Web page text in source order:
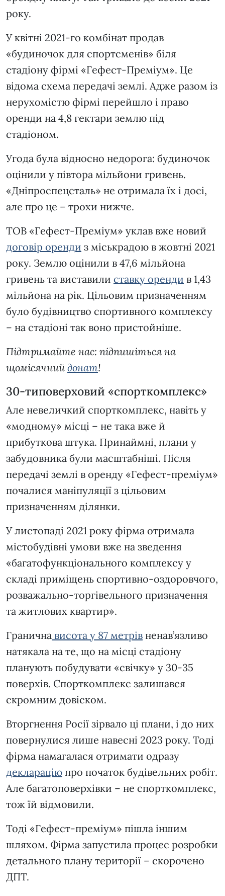
року.
У квітні 2021-го комбінат продав
«будиночок для спортсменів» біля
стадіону фірмі «Гефест-Преміум». Це
відома схема передачі землі. Адже разом із
нерухомістю фірмі перейшло і право
оренди на 4,8 гектари землю під
стадіоном.
Угода була відносно недорога: будиночок
оцінили у півтора мільйони гривень.
«Дніпроспецсталь» не отримала їх і досі,
але про це – трохи нижче.
ТОВ «Гефест-Преміум» уклав вже новий
договір оренди з міськрадою в жовтні 2021
року. Землю оцінили в 47,6 мільйона
гривень та виставили ставку оренди в 1,43
мільйона на рік. Цільовим призначенням
було будівництво спортивного комплексу
– на стадіоні так воно пристойніше.
Підтримайте нас: підпишіться на
щомісячний донат!
30-типоверховий «спорткомплекс»
Але невеличкий спорткомплекс, навіть у
«модному» місці – не така вже й
прибуткова штука. Принаймні, плани у
забудовника були масштабніші. Після
передачі землі в оренду «Гефест-преміум»
почалися маніпуляції з цільовим
призначенням ділянки.
У листопаді 2021 року фірма отримала
містобудівні умови вже на зведення
«багатофункціонального комплексу у
складі приміщень спортивно-оздоровчого,
розважально-торгівельного призначення
та житлових квартир».
Гранична висота у 87 метрів ненав’язливо
натякала на те, що на місці стадіону
планують побудувати «свічку» у 30-35
поверхів. Спорткомплекс залишався
скромним довіском.
Вторгнення Росії зірвало ці плани, і до них
повернулися лише навесні 2023 року. Тоді
фірма намагалася отримати одразу
декларацію про початок будівельних робіт.
Але багатоповерхівки – не спорткомплекс,
тож їй відмовили.
Тоді «Гефест-преміум» пішла іншим
шляхом. Фірма запустила процес розробки
детального плану території – скорочено
ДПТ.